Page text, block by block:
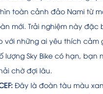
toàn cảnh đảo Nami từ
mới. Trải nghiệm này đặc
với những ai yêu thích cảm
lượng Sky Bike có hạn, bạn
chờ đợi lâu.
Đây là đoàn tàu màu